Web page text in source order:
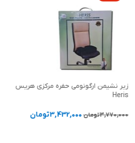
زیر نشیمن ارگونومی حفره مرکزی هریس
Heris
3,770,000تومان 3,432,000تومان